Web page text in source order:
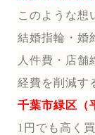
このような想
結婚指輪・婚
人件費・店舗
経費を削減す
千葉市緑区（
1円でも高く